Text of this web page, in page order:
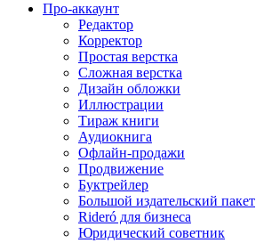
Про-аккаунт
Редактор
Корректор
Простая верстка
Сложная верстка
Дизайн обложки
Иллюстрации
Тираж книги
Аудиокнига
Офлайн-продажи
Продвижение
Буктрейлер
Большой издательский пакет
Rideró для бизнеса
Юридический советник